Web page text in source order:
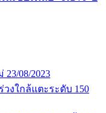
08/2023
งใกล้แตะระดับ 150